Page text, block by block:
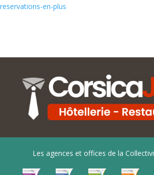
reservations-en-plus
Les agences et offices de la